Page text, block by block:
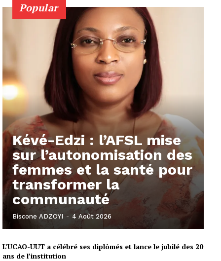
Popular
Kévé-Edzi : l’AFSL mise
sur l’autonomisation des
femmes et la santé pour
transformer la
communauté
Biscone ADZOYI - 4 Août 2026
L’UCAO-UUT a célébré ses diplômés et lance le jubilé des 20
ans de l’institution